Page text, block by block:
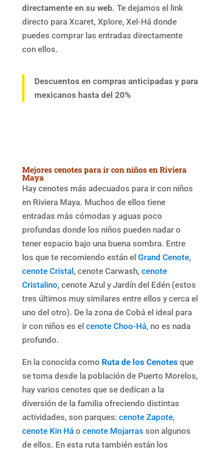
directamente en su web. Te dejamos el link
directo para Xcaret, Xplore, Xel-Há donde
puedes comprar las entradas directamente
con ellos.
Descuentos en compras anticipadas y para
mexicanos hasta del 20%
Mejores cenotes para ir con niños en Riviera
Maya
Hay cenotes más adecuados para ir con niños
en Riviera Maya. Muchos de ellos tiene
entradas más cómodas y aguas poco
profundas donde los niños pueden nadar o
tener espacio bajo una buena sombra. Entre
los que te recomiendo están el Grand Cenote,
cenote Cristal , cenote Carwash, cenote
Cristalino, cenote Azul y Jardín del Edén (estos
tres últimos muy similares entre ellos y cerca el
uno del otro). De la zona de Cobá el ideal para
ir con niños es el cenote Choo-Há, no es nada
profundo.
En la conocida como Ruta de los Cenotes que
se toma desde la población de Puerto Morelos,
hay varios cenotes que se dedican a la
diversión de la familia ofreciendo distintas
actividades, son parques: cenote Zapote,
cenote Kin Háo cenote Mojarras son algunos
de ellos. En esta ruta también están los